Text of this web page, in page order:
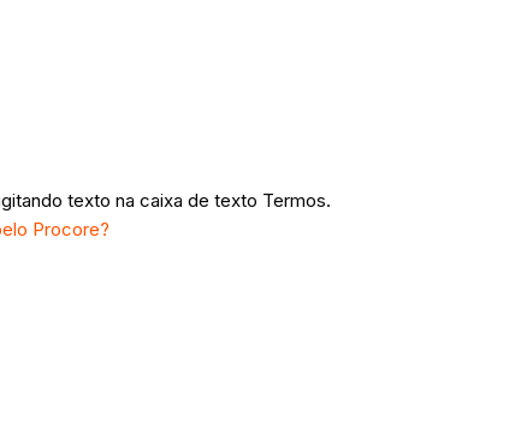
texto na caixa de texto Termos.
Procore?